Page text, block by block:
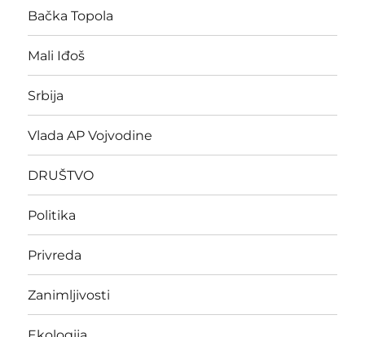
Bačka Topola
Mali Iđoš
Srbija
Vlada AP Vojvodine
DRUŠTVO
Politika
Privreda
Zanimljivosti